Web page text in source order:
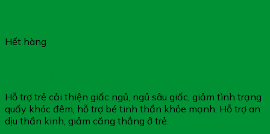
Hết hàng
Hỗ trợ trẻ cải thiện giấc ngủ, ngủ sâu giấc, giảm tình trạng
quấy khóc đêm, hỗ trợ bé tinh thần khỏe mạnh. Hỗ trợ an
dịu thần kinh, giảm căng thẳng ở trẻ.